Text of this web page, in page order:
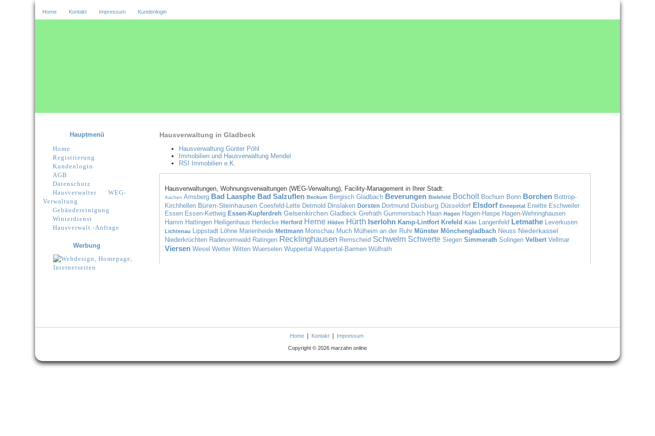
Home Kontakt Impressum Kundenlogin
Hausverwaltung in Gladbeck
Hausverwaltung Günter Pöhl
Immobilien und Hausverwaltung Mendel
RSI Immobilien e.K.
Hausverwaltungen, Wohnungsverwaltungen (WEG-Verwaltung), Facility-Management in Ihrer Stadt:
Aachen Arnsberg Bad Laasphe Bad Salzuflen Beckum Bergisch Gladbach Beverungen Bielefeld Bocholt Bochum Bonn Borchen Bottrop-
Kirchhellen Büren-Steinhausen Coesfeld-Lette Detmold Dinslaken Dorsten Dortmund Duisburg Düsseldorf Elsdorf Ennepetal Erwitte Eschweiler
Essen Essen-Kettwig Essen-Kupferdreh Gelsenkirchen Gladbeck Grefrath Gummersbach Haan Hagen Hagen-Haspe Hagen-Wehringhausen
Hamm Hattingen Heiligenhaus Herdecke Herford Herne Hilden Hürth Iserlohn Kamp-Lintfort Krefeld Köln Langenfeld Letmathe Leverkusen
Lichtenau Lippstadt Löhne Marienheide Mettmann Monschau Much Mülheim an der Ruhr Münster Mönchengladbach Neuss Niederkassel
Niederkrüchten Radevormwald Ratingen Recklinghausen Remscheid Schwelm Schwerte Siegen Simmerath Solingen Velbert Vellmar
Viersen Wesel Wetter Witten Wuerselen Wuppertal Wuppertal-Barmen Wülfrath
Hauptmenü
Home
Registrierung
Kundenlogin
AGB
Datenschutz
Hausverwalter
WEG-
Verwaltung
Gebäudereinigung
Winterdienst
Hausverwalt.-Anfrage
Werbung
Home | Kontakt | Impressum
Copyright © 2026 marzahn online